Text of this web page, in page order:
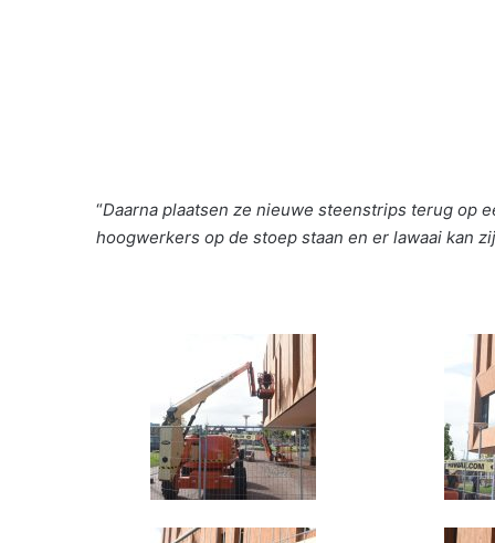
“Daarna plaatsen ze nieuwe steenstrips terug op
hoogwerkers op de stoep staan en er lawaai kan